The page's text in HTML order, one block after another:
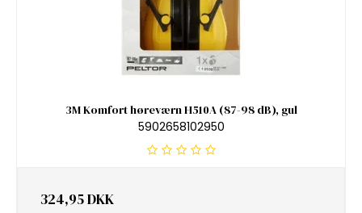
3M Komfort høreværn H510A (87-98 dB), gul
5902658102950
324,95 DKK